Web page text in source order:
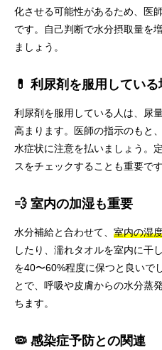
化させる可能性があるため、医
です。自己判断で水分摂取量を
ましょう。
💊 利尿剤を服用している
利尿剤を服用している人は、尿
高まります。医師の指示のもと
水症状に注意を払いましょう。
スをチェックすることも重要です
💨 室内の加湿も重要
水分補給と合わせて、 室内の湿
したり、濡れタオルを室内に干
を40〜60%程度に保つと良いで
とで、呼吸や皮膚からの水分蒸
ちます。
🦠 感染症予防との関連